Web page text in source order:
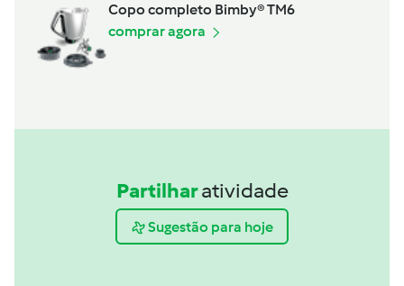
Copo completo Bimby® TM6
comprar agora
Partilharatividade
Sugestão para hoje